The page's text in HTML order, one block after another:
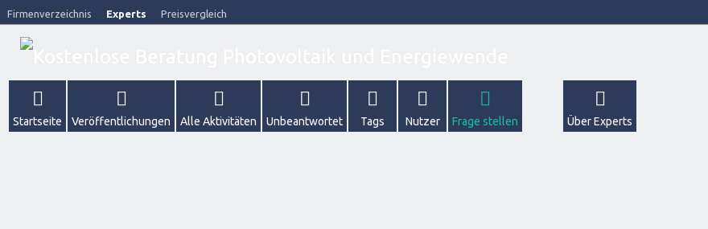
Firmenverzeichnis Experts Preisvergleich
Startseite Veröffentlichungen Alle Aktivitäten Unbeantwortet Tags Nutzer Frage stellen Über Experts